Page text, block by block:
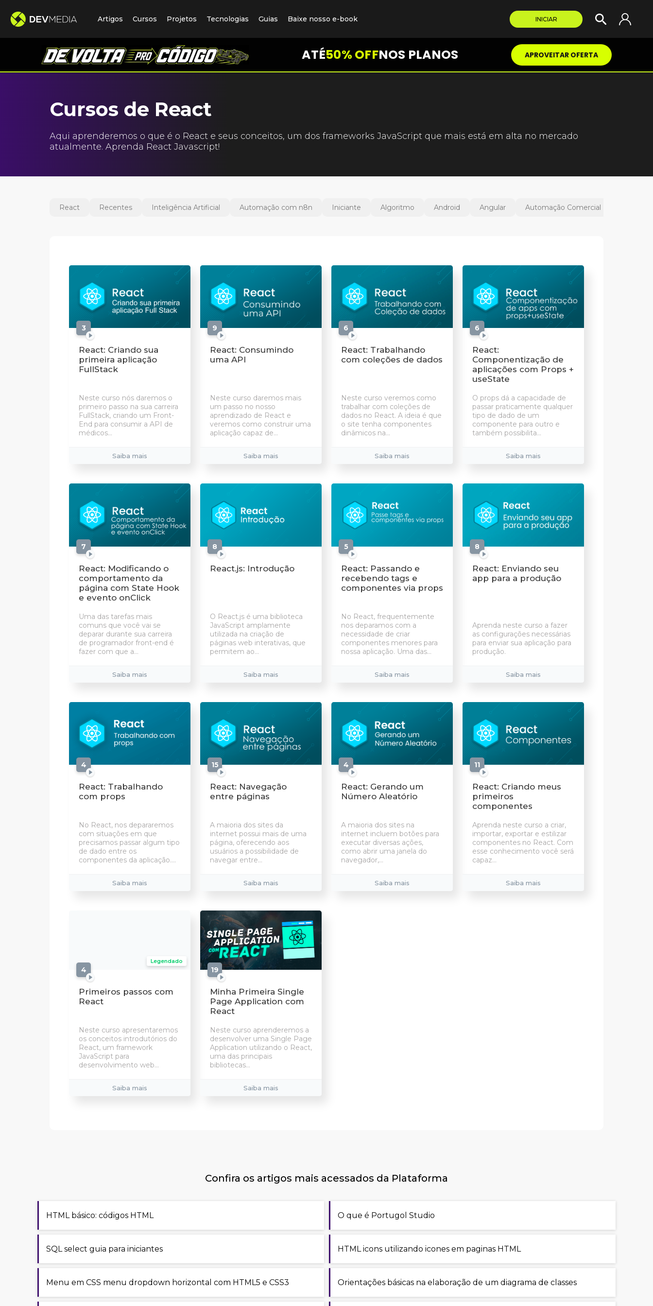
Artigos Cursos Projetos Tecnologias Guias Baixe nosso e-book INICIAR
ATÉ50% OFFNOS PLANOS APROVEITAR OFERTA
Cursos de React
Aqui aprenderemos o que é o React e seus conceitos, um dos frameworks JavaScript que mais está em alta no mercado
atualmente. Aprenda React Javascript!
Recentes Inteligência Artificial Automação com n8n Iniciante Algoritmo Android Angular Automação Comercial
React
3 aulas
React: Criando sua
primeira aplicação
FullStack
Neste curso nós daremos o
primeiro passo na sua carreira
FullStack, criando um Front-
End para consumir a API de
médicos...
Saiba mais
9 aulas
React: Consumindo
uma API
Neste curso daremos mais
um passo no nosso
aprendizado de React e
veremos como construir uma
aplicação capaz de...
Saiba mais
6 aulas
React: Trabalhando
com coleções de dados
Neste curso veremos como
trabalhar com coleções de
dados no React. A ideia é que
o site tenha componentes
dinâmicos na...
Saiba mais
6 aulas
React:
Componentização de
aplicações com Props +
useState
O props dá a capacidade de
passar praticamente qualquer
tipo de dado de um
componente para outro e
também possibilita...
Saiba mais
7 aulas
React: Modificando o
comportamento da
página com State Hook
e evento onClick
Uma das tarefas mais
comuns que você vai se
deparar durante sua carreira
de programador front-end é
fazer com que a...
Saiba mais
8 aulas
React.js: Introdução
O React.js é uma biblioteca
JavaScript amplamente
utilizada na criação de
páginas web interativas, que
permitem ao...
Saiba mais
5 aulas
React: Passando e
recebendo tags e
componentes via props
No React, frequentemente
nos deparamos com a
necessidade de criar
componentes menores para
nossa aplicação. Uma das...
Saiba mais
8 aulas
React: Enviando seu
app para a produção
Aprenda neste curso a fazer
as configurações necessárias
para enviar sua aplicação para
produção.
Saiba mais
4 aulas
React: Trabalhando
com props
No React, nos depararemos
com situações em que
precisamos passar algum tipo
de dado entre os
componentes da aplicação....
Saiba mais
15 aulas
React: Navegação
entre páginas
A maioria dos sites da
internet possui mais de uma
página, oferecendo aos
usuários a possibilidade de
navegar entre...
Saiba mais
4 aulas
React: Gerando um
Número Aleatório
A maioria dos sites na
internet incluem botões para
executar diversas ações,
como abrir uma janela do
navegador,...
Saiba mais
11 aulas
React: Criando meus
primeiros
componentes
Aprenda neste curso a criar,
importar, exportar e estilizar
componentes no React. Com
esse conhecimento você será
capaz...
Saiba mais
Legendado
4
Primeiros passos com
React
Neste curso apresentaremos
os conceitos introdutórios do
React, um framework
JavaScript para
desenvolvimento web...
Saiba mais
19 aulas
Minha Primeira Single
Page Application com
React
Neste curso aprenderemos a
desenvolver uma Single Page
Application utilizando o React,
uma das principais
bibliotecas...
Saiba mais
Confira os artigos mais acessados da Plataforma
HTML básico: códigos HTML O que é Portugol Studio
SQL select guia para iniciantes HTML icons utilizando icones em paginas HTML
Menu em CSS menu dropdown horizontal com HTML5 e CSS3 Orientações básicas na elaboração de um diagrama de classes